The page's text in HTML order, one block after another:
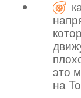
это
на